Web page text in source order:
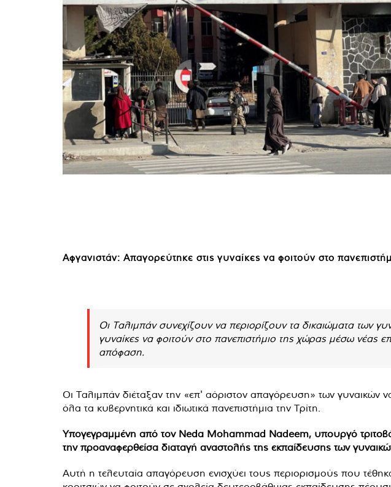
Αφγανιστάν: Απαγορεύτηκε στις γυναίκες να φοιτούν στο
Οι Ταλιμπάν συνεχίζουν να περιορίζουν τα δικαιώματα των
γυναίκες να φοιτούν στο πανεπιστήμιο της χώρας μέσω νέας
απόφαση.
Οι Ταλιμπάν διέταξαν την «επ' αόριστον απαγόρευση» των γυναικών
όλα τα κυβερνητικά και ιδιωτικά πανεπιστήμια την Τρίτη.
Υπογεγραμμένη από τον Neda Mohammad Nadeem, υπουργό
την προαναφερθείσα διαταγή αναστολής της εκπαίδευσης των
Αυτή η τελευταία απαγόρευση ενισχύει τους περιορισμούς που